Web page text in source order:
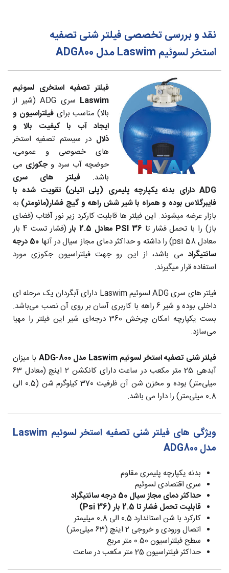
نقد و بررسی تخصصی فیلتر شنی تصفیه
استخر لسوئیم Laswim مدل ADG800
فیلتر تصفیه استخری لسوئیم
Laswim
سری ADG (شیر از
بالا) مناسب برای فیلتراسیون و
ایجاد آب با کیفیت بالا و
ذلالدر سیستم تصفیه استخر
های خصوصی و عمومی،
حوضچه آب سرد و جکوزی می
باشد. فیلتر های سری
ADG دارای بدنه یکپارچه پلیمری (پلی اتیلن) تقویت شده با
فایبرگلاس بوده و همراه با شیر شش راهه و گیج فشار(مانومتر) به
بازار عرضه میشوند. این فیلتر ها قابلیت کارکرد زیر نور آفتاب (فضای
باز) را با تحمل فشار تا 36 PSI معادل 2.5 بار
(فشار تست 4 بار
معادل 58 psi) را داشته و حداکثر دمای مجاز سیال در آنها
50 درجه
سانتیگراد می باشد، از این رو جهت فیلتراسیون جکوزی مورد
استفاده قرار میگیرند.
فیلتر های سری ADG لسوئیم Laswim دارای آبگردان یک مرحله ای
داخلی بوده و شیر 6 راهه با کاربری آسان بر روی آن نصب می‌باشد.
بست یکپارچه امکان چرخش 360 درجه‌ای شیر این فیلتر را مهیا
می‌سازد.
فیلتر شنی تصفیه استخر لسوئیم Laswim مدل ADG-800
با میزان
آبدهی 25 متر مکعب در ساعت دارای کانکشن 2 اینچ (معادل 63
میلی‌متر) بوده و مخزن شن آن ظرفیت 370 کیلوگرم شن (0.5 الی
0.8 میلی‌متر) را دارا می باشد.
ویژگی های فیلتر شنی تصفیه استخر لسوئیم Laswim
مدل ADG800
بدنه یکپارچه پلیمری مقاوم
سری اقتصادی لسوئیم
حداکثر دمای مجاز سیال 50 درجه سانتیگراد
قابلیت تحمل فشار تا 2.5 بار (36 Psi)
کارکرد با شن استاندارد 0.5 الی 0.8 میلیمتر
اتصال ورودی و خروجی 2 اینچ (63 میلی‌متر)
سطح فیلتراسیون 0.50 متر مربع
حداکثر فیلتراسیون 25 متر مکعب در ساعت